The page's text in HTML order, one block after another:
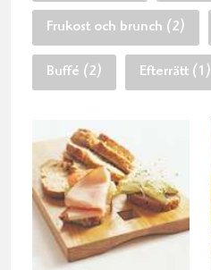
Frukost och brunch (2)
Buffé (2) Efterrätt (1)